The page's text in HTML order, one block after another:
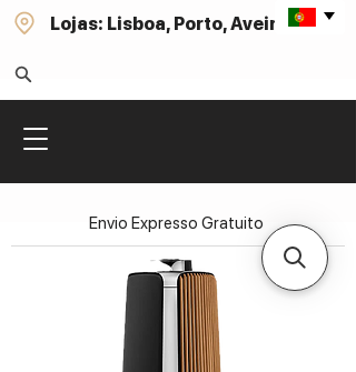
Lojas: Lisboa, Porto, Aveiro
Envio Expresso Gratuito